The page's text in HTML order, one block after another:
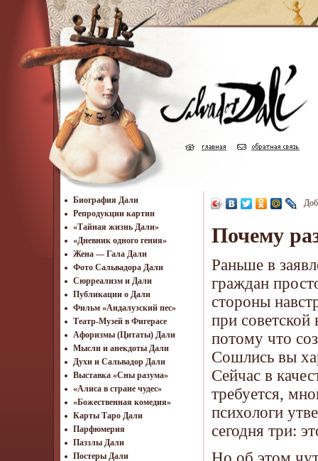
Биография Дали
Репродукции картин
«Тайная жизнь Дали»
«Дневник одного гения»
Жена — Гала Дали
Фото Сальвадора Дали
Cюрреализм и Дали
Публикации о Дали
Фильм «Андалузский пес»
Театр-Музей в Фигерасе
Афоризмы (Цитаты) Дали
Мысли и анекдоты Дали
Духи и Сальвадор Дали
Выставка «Сны разума»
«Алиса в стране чудес»
«Божественная комедия»
Карты Таро Дали
Парфюмерия
Паззлы Дали
Постеры Дали
Почему
Раньше в
граждан
стороны
при советской
потому что
Сошлись вы
Сейчас в
требуется,
психологи
сегодня три: